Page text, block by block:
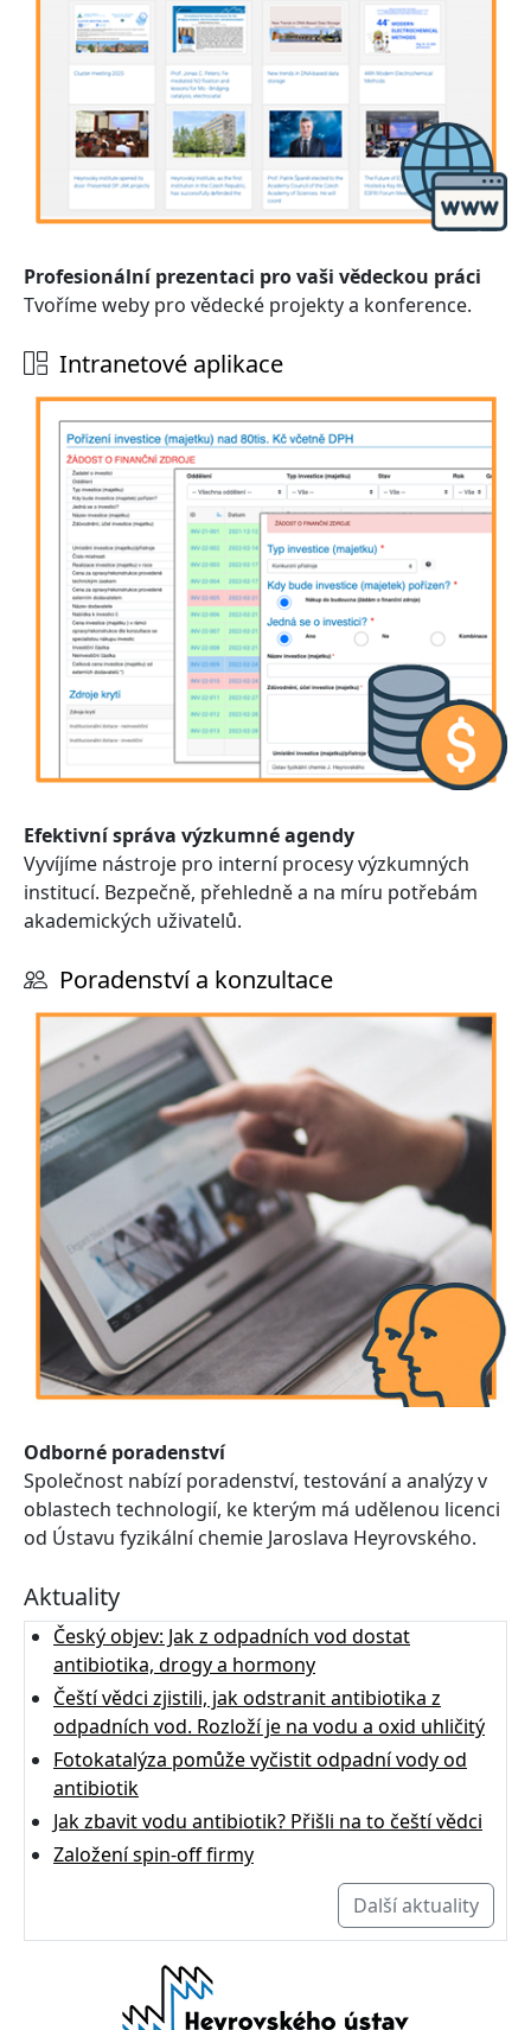
Profesionální prezentaci pro vaši vědeckou práci
Tvoříme weby pro vědecké projekty a konference.
Intranetové aplikace
Efektivní správa výzkumné agendy
Vyvíjíme nástroje pro interní procesy výzkumných
institucí. Bezpečně, přehledně a na míru potřebám
akademických uživatelů.
Poradenství a konzultace
Odborné poradenství
Společnost nabízí poradenství, testování a analýzy v
oblastech technologií, ke kterým má udělenou licenci
od Ústavu fyzikální chemie Jaroslava Heyrovského.
Aktuality
Český objev: Jak z odpadních vod dostat
antibiotika, drogy a hormony
Čeští vědci zjistili, jak odstranit antibiotika z
odpadních vod. Rozloží je na vodu a oxid uhličitý
Fotokatalýza pomůže vyčistit odpadní vody od
antibiotik
Jak zbavit vodu antibiotik? Přišli na to čeští vědci
Založení spin-off firmy
Další aktuality